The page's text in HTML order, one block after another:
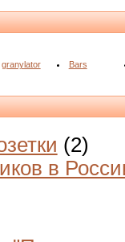
granylator Bars
(2)
в